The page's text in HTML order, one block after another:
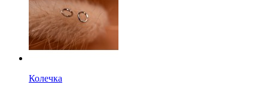
Колечка